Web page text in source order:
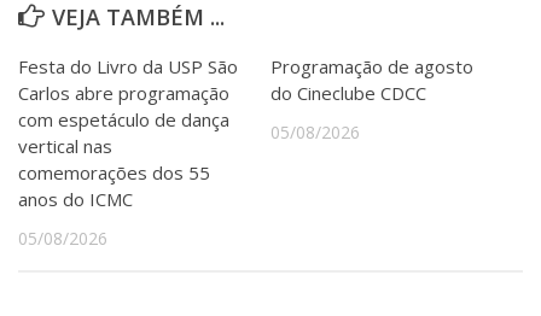
VEJA TAMBÉM ...
Festa do Livro da USP São
Carlos abre programação
com espetáculo de dança
vertical nas
comemorações dos 55
anos do ICMC
05/08/2026
Programação de agosto
do Cineclube CDCC
05/08/2026